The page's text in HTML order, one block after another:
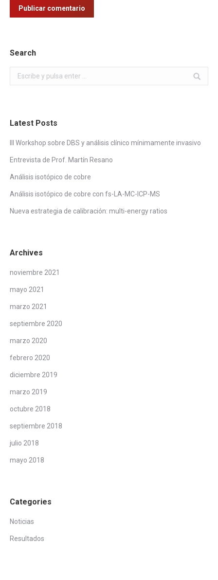
Publicar comentario
Search
Buscar:
Latest Posts
III Workshop sobre DBS y análisis clínico mínimamente invasivo
Entrevista de Prof. Martín Resano
Análisis isotópico de cobre
Análisis isotópico de cobre con fs-LA-MC-ICP-MS
Nueva estrategia de calibración: multi-energy ratios
Archives
noviembre 2021
mayo 2021
marzo 2021
septiembre 2020
marzo 2020
febrero 2020
diciembre 2019
marzo 2019
octubre 2018
septiembre 2018
julio 2018
mayo 2018
Categories
Noticias
Resultados